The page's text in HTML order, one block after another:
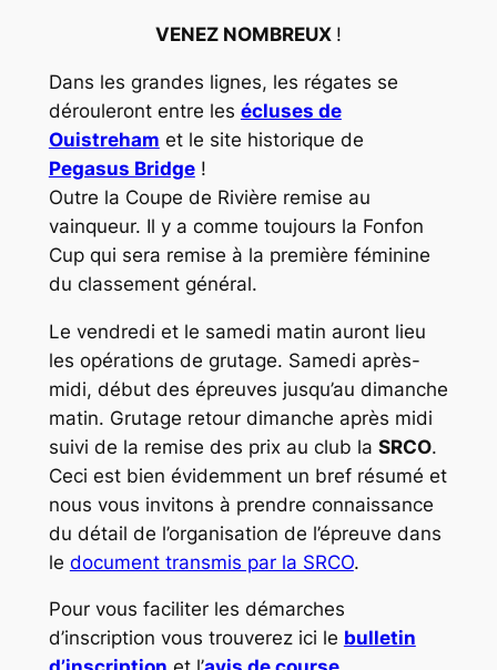
VENEZ NOMBREUX !
Dans les grandes lignes, les régates se
dérouleront entre les écluses de
Ouistreham et le site historique de
Pegasus Bridge!
Outre la Coupe de Rivière remise au
vainqueur. Il y a comme toujours la Fonfon
Cupqui sera remise à la première féminine
du classement général.
Le vendredi et le samedi matin auront lieu
les opérations de grutage. Samedi après-
midi, début des épreuves jusqu’au dimanche
matin. Grutage retour dimanche après midi
suivi de la remise des prix au club la SRCO.
Ceci est bien évidemment un bref résumé et
nous vous invitons à prendre connaissance
du détail de l’organisation de l’épreuve dans
le document transmis par la SRCO.
Pour vous faciliter les démarches
d’inscription vous trouverez ici le bulletin